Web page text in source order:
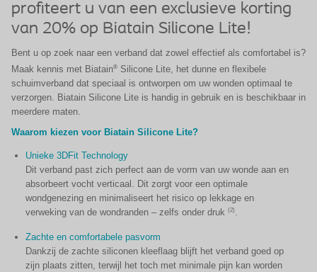
profiteert u van een exclusieve korting
van 20% op Biatain Silicone Lite!
Bent u op zoek naar een verband dat zowel effectief als comfortabel is?
Maak kennis met Biatain® Silicone Lite, het dunne en flexibele
schuimverband dat speciaal is ontworpen om uw wonden optimaal te
verzorgen. Biatain Silicone Lite is handig in gebruik en is beschikbaar in
meerdere maten.
Waarom kiezen voor Biatain Silicone Lite?
Unieke 3DFit Technology
Dit verband past zich perfect aan de vorm van uw wonde aan en
absorbeert vocht verticaal. Dit zorgt voor een optimale
wondgenezing en minimaliseert het risico op lekkage en
verweking van de wondranden – zelfs onder druk (2) .
Zachte en comfortabele pasvorm
Dankzij de zachte siliconen kleeflaag blijft het verband goed op
zijn plaats zitten, terwijl het toch met minimale pijn kan worden